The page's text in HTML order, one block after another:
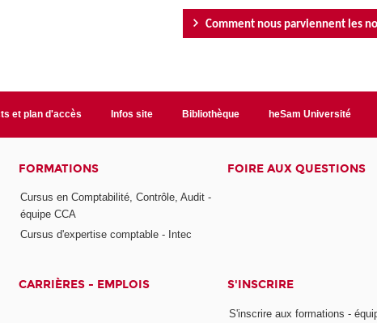
Comment nous parviennent les
et plan d'accès Infos site Bibliothèque heSam Université
FORMATIONS
Cursus en Comptabilité, Contrôle, Audit -
équipe CCA
Cursus d'expertise comptable - Intec
FOIRE AUX QUESTIONS
CARRIÈRES - EMPLOIS S'INSCRIRE
S'inscrire aux formations -